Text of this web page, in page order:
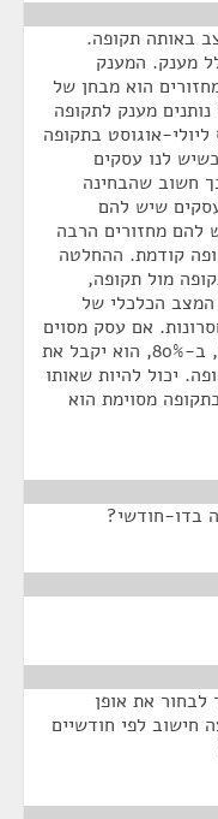
באותה תקופה.
מענק. המענק
הוא מבחן של
מענק לתקופה
אוגוסט בתקופה
לנו עסקים
חשוב שהבחינה
שיש להם
להם מחזורים הרבה
קודמת. ההחלטה
מול תקופה,
הכלכלי של
אם עסק מסוים
נפגע בתקופה מסוימת ב-40%, ב-60%, ב-80%, הוא יקבל את
יכול להיות שאותו
ירד ב-20%, אבל בתקופה מסוימת הוא
בדו-חודשי?
את אופן
חישוב לפי חודשיים